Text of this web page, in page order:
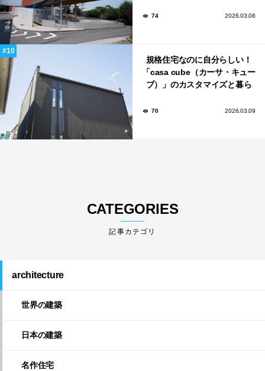
74 2026.03.08
規格住宅なのに自分らしい！
「casa cube（カーサ・キュー
ブ）」のカスタマイズと暮ら
70 2026.03.09
CATEGORIES
architecture
世界の建築
日本の建築
名作住宅